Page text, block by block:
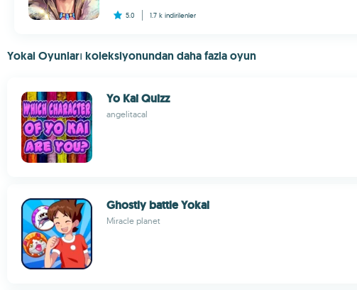
5.0 1.7 k indirilenler
Yokai Oyunları koleksiyonundan daha fazla oyun
Yo Kai Quizz
angelitacal
Ghostly battle Yokai
Miracle planet